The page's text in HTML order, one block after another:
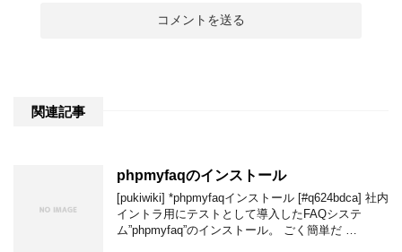
関連記事
phpmyfaq​のインストール
[pukiwiki] *phpmyfaqインストール [#q624bdca] 社内
イントラ用にテストとして導入したFAQシステ
ム”phpmyfaq”のインストール。 ごく簡単だ …